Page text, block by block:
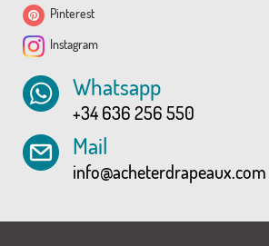
Pinterest
Instagram
Whatsapp
+34 636 256 550
Mail
info@acheterdrapeaux.com